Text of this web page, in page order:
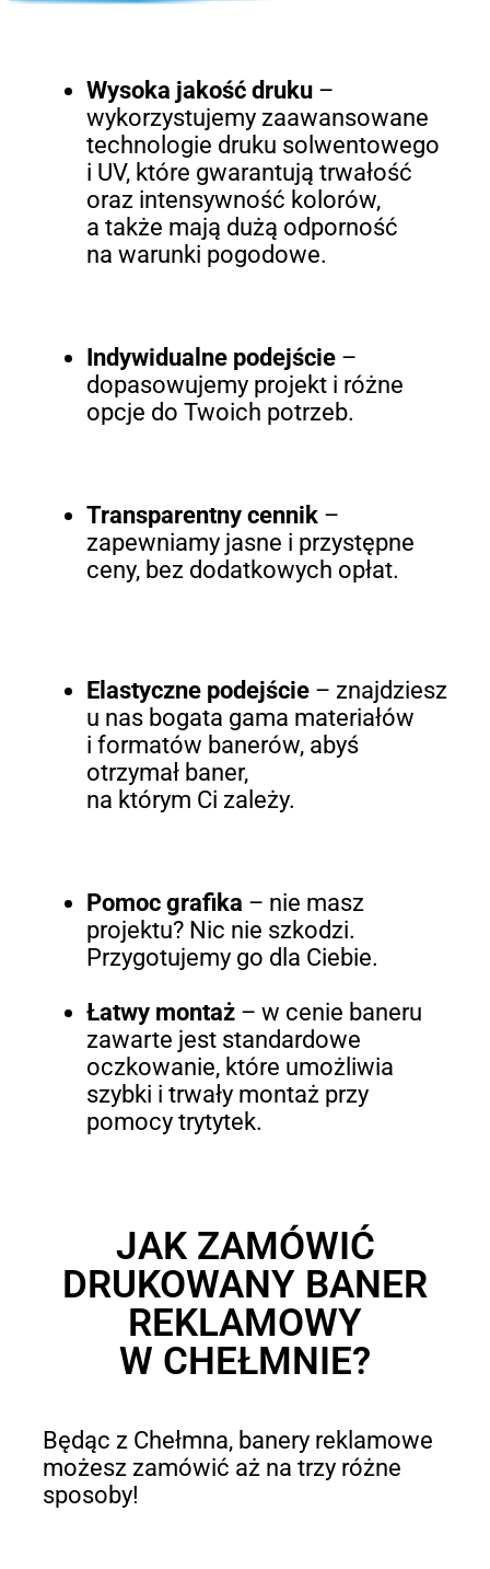
Wysoka jakość druku–
wykorzystujemy zaawansowane
technologie druku solwentowego
i UV, które gwarantują trwałość
oraz intensywność kolorów,
a także mają dużą odporność
na warunki pogodowe.
Indywidualne podejście–
dopasowujemy projekt i różne
opcje do Twoich potrzeb.
Transparentny cennik–
zapewniamy jasne i przystępne
ceny, bez dodatkowych opłat.
Elastyczne podejście– znajdziesz
u nas bogata gama materiałów
i formatów banerów, abyś
otrzymał baner,
na którym Ci zależy.
Pomoc grafika – nie masz
projektu? Nic nie szkodzi.
Przygotujemy go dla Ciebie.
Łatwy montaż – w cenie baneru
zawarte jest standardowe
oczkowanie, które umożliwia
szybki i trwały montaż przy
pomocy trytytek.
JAK ZAMÓWIĆ
DRUKOWANY BANER
REKLAMOWY
W CHEŁMNIE?
Będąc z Chełmna, banery reklamowe
możesz zamówić aż na trzy różne
sposoby!